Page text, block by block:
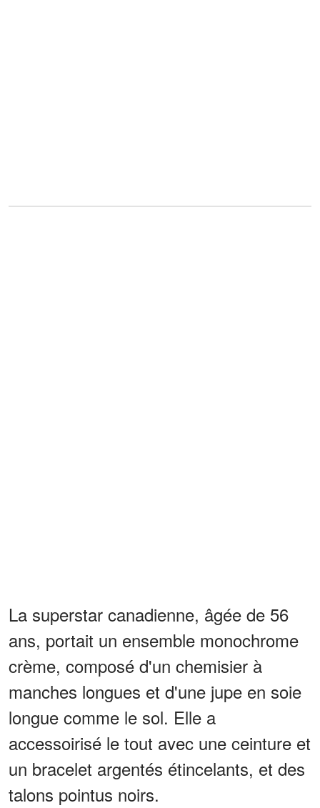
La superstar canadienne, âgée de 56
ans, portait un ensemble monochrome
crème, composé d'un chemisier à
manches longues et d'une jupe en soie
longue comme le sol. Elle a
accessoirisé le tout avec une ceinture et
un bracelet argentés étincelants, et des
talons pointus noirs.